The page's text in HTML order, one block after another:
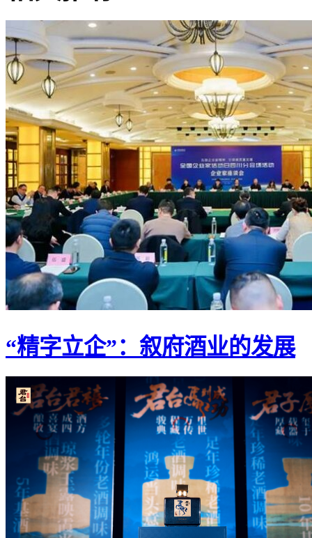
“精字立企”：叙府酒业的发展